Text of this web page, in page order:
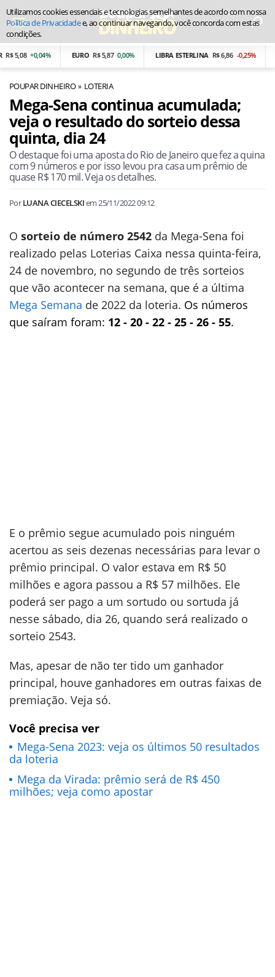
+0,04% EURO R$ 5,87 0,00% LIBRA ESTERLINA R$ 6,86 -0,25%
POUPAR DINHEIRO LOTERIA
Mega-Sena continua acumulada;
veja o resultado do sorteio dessa
quinta, dia 24
O destaque foi uma aposta do Rio de Janeiro que fez a quina
com 9 números e por isso levou pra casa um prêmio de
quase R$ 170 mil. Veja os detalhes.
PorLUANA CIECELSKIem25/11/2022 09:12
O sorteio de número 2542 da Mega-Sena foi
realizado pelas Loterias Caixa nessa quinta-feira,
24 de novembro, no segundo de três sorteios
que vão acontecer na semana, que é a última
Mega Semana de 2022 da loteria. Os números
que saíram foram: 12 - 20 - 22 - 25 - 26 - 55.
E o prêmio segue acumulado pois ninguém
acertou as seis dezenas necessárias para levar o
prêmio principal. O valor estava em R$ 50
milhões e agora passou a R$ 57 milhões. Ele
poderá ser pago a um sortudo ou sortuda já
nesse sábado, dia 26, quando será realizado o
sorteio 2543.
Mas, apesar de não ter tido um ganhador
principal, houve ganhadores em outras faixas de
premiação. Veja só.
Você precisa ver
Mega-Sena 2023: veja os últimos 50 resultados
da loteria
Mega da Virada: prêmio será de R$ 450
milhões; veja como apostar
Utilizamos cookies essenciais e tecnologias semelhantes de acordo com nossa
Política de Privacidadee, ao continuar navegando, você concorda com estas
condições.